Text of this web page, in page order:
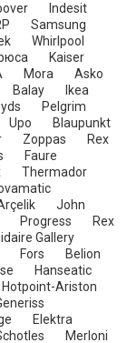
Indesit
Samsung
Whirlpool
Kaiser
Mora
Asko
Balay
Ikea
Pelgrim
Upo
Blaupunkt
Zoppas
Rex
Faure
Thermador
John
Progress
Rex
Gallery
Fors
Belion
Hanseatic
Hotpoint-Ariston
Elektra
Merloni